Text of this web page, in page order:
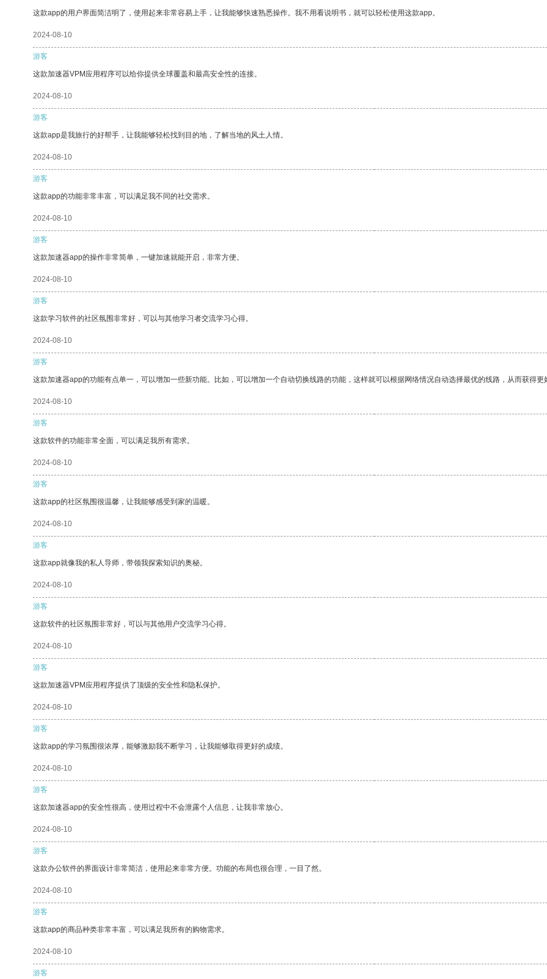
这款app的用户界面简洁明了，使用起来非常容易上手，让我能够快速熟悉操作。我不用看说明书，就可以轻松使用这款app。
2024-08-10
游客
这款加速器VPM应用程序可以给你提供全球覆盖和最高安全性的连接。
2024-08-10
游客
这款app是我旅行的好帮手，让我能够轻松找到目的地，了解当地的风土人情。
2024-08-10
游客
这款app的功能非常丰富，可以满足我不同的社交需求。
2024-08-10
游客
这款加速器app的操作非常简单，一键加速就能开启，非常方便。
2024-08-10
游客
这款学习软件的社区氛围非常好，可以与其他学习者交流学习心得。
2024-08-10
游客
这款加速器app的功能有点单一，可以增加一些新功能。比如，可以增加一个自动切换线路的功能，这样就可以根据网络情况自动选择最优的线路，从而获得更
2024-08-10
游客
这款软件的功能非常全面，可以满足我所有需求。
2024-08-10
游客
这款app的社区氛围很温馨，让我能够感受到家的温暖。
2024-08-10
游客
这款app就像我的私人导师，带领我探索知识的奥秘。
2024-08-10
游客
这款软件的社区氛围非常好，可以与其他用户交流学习心得。
2024-08-10
游客
这款加速器VPM应用程序提供了顶级的安全性和隐私保护。
2024-08-10
游客
这款app的学习氛围很浓厚，能够激励我不断学习，让我能够取得更好的成绩。
2024-08-10
游客
这款加速器app的安全性很高，使用过程中不会泄露个人信息，让我非常放心。
2024-08-10
游客
这款办公软件的界面设计非常简洁，使用起来非常方便。功能的布局也很合理，一目了然。
2024-08-10
游客
这款app的商品种类非常丰富，可以满足我所有的购物需求。
2024-08-10
游客